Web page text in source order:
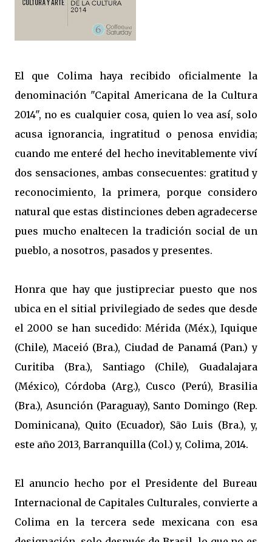
El que Colima haya recibido oficialmente la
denominación "Capital Americana de la Cultura
2014", no es cualquier cosa, quien lo vea así, solo
acusa ignorancia, ingratitud o penosa envidia;
cuando me enteré del hecho inevitablemente viví
dos sensaciones, ambas consecuentes: gratitud y
reconocimiento, la primera, porque considero
natural que estas distinciones deben agradecerse
pues mucho enaltecen la tradición social de un
pueblo, a nosotros, pasados y presentes.
Honra que hay que justipreciar puesto que nos
ubica en el sitial privilegiado de sedes que desde
el 2000 se han sucedido: Mérida (Méx.), Iquique
(Chile), Maceió (Bra.), Ciudad de Panamá (Pan.) y
Curitiba (Bra.), Santiago (Chile), Guadalajara
(México), Córdoba (Arg.), Cusco (Perú), Brasilia
(Bra.), Asunción (Paraguay), Santo Domingo (Rep.
Dominicana), Quito (Ecuador), São Luis (Bra.), y,
este año 2013, Barranquilla (Col.) y, Colima, 2014.
El anuncio hecho por el Presidente del Bureau
Internacional de Capitales Culturales, convierte a
Colima en la tercera sede mexicana con esa